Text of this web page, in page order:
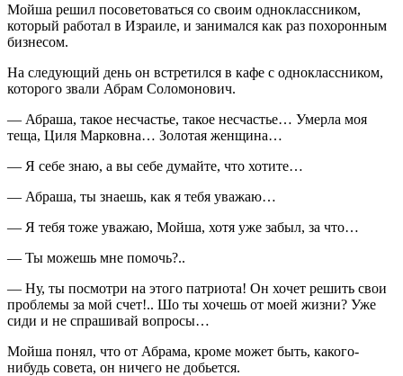
Мойша решил посоветоваться со своим одноклассником,
который работал в Израиле, и занимался как раз похоронным
бизнесом.
На следующий день он встретился в кафе с одноклассником,
которого звали Абрам Соломонович.
— Абраша, такое несчастье, такое несчастье… Умерла моя
теща, Циля Марковна… Золотая женщина…
— Я себе знаю, а вы себе думайте, что хотите…
— Абраша, ты знаешь, как я тебя уважаю…
— Я тебя тоже уважаю, Мойша, хотя уже забыл, за что…
— Ты можешь мне помочь?..
— Ну, ты посмотри на этого патриота! Он хочет решить свои
проблемы за мой счет!.. Шо ты хочешь от моей жизни? Уже
сиди и не спрашивай вопросы…
Мойша понял, что от Абрама, кроме может быть, какого-
нибудь совета, он ничего не добьется.